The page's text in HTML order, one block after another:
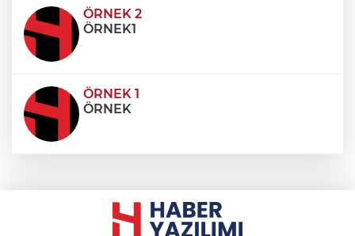
condimentum eros et, faucibus sapien. Praese
ÖRNEK 2
ÖRNEK1
ÖRNEK 1
ÖRNEK